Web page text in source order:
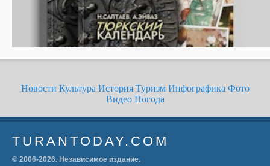
Новости Культура История Туризм Инфографика Фото
Видео Погода
TURANTODAY.COM
© 2006-2026. Независимое издание.